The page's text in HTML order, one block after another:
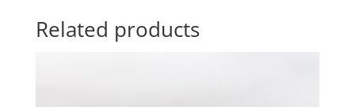
Related products